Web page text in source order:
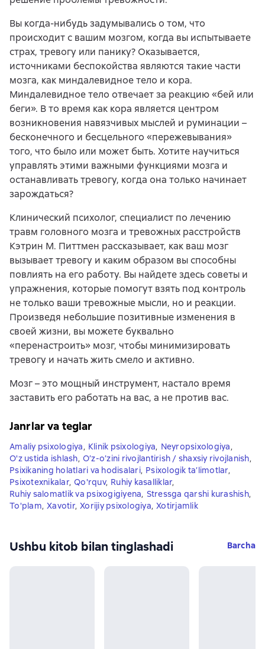
Вы когда-нибудь задумывались о том, что
происходит с вашим мозгом, когда вы испытываете
страх, тревогу или панику? Оказывается,
источниками беспокойства являются такие части
мозга, как миндалевидное тело и кора.
Миндалевидное тело отвечает за реакцию «бей или
беги». В то время как кора является центром
возникновения навязчивых мыслей и руминации –
бесконечного и бесцельного «пережевывания»
того, что было или может быть. Хотите научиться
управлять этими важными функциями мозга и
останавливать тревогу, когда она только начинает
зарождаться?
Клинический психолог, специалист по лечению
травм головного мозга и тревожных расстройств
Кэтрин М. Питтмен рассказывает, как ваш мозг
вызывает тревогу и каким образом вы способны
повлиять на его работу. Вы найдете здесь советы и
упражнения, которые помогут взять под контроль
не только ваши тревожные мысли, но и реакции.
Произведя небольшие позитивные изменения в
своей жизни, вы можете буквально
«перенастроить» мозг, чтобы минимизировать
тревогу и начать жить смело и активно.
Мозг – это мощный инструмент, настало время
заставить его работать на вас, а не против вас.
Janrlar va teglar
Amaliy psixologiya, Klinik psixologiya, Neyropsixologiya,
O'z ustida ishlash, O’z-o’zini rivojlantirish / shaxsiy rivojlanish,
Psixikaning holatlari va hodisalari, Psixologik ta’limotlar,
Psixotexnikalar, Qo'rquv, Ruhiy kasalliklar,
Ruhiy salomatlik va psixogigiyena, Stressga qarshi kurashish,
To'plam, Xavotir, Xorijiy psixologiya, Xotirjamlik
Ushbu kitob bilan tinglashadi Barcha